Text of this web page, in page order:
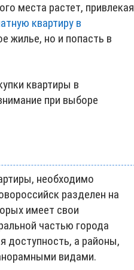
места растет, привлекая
квартиру в
жилье, но и попасть в
квартиры в
при выборе
необходимо
разделен на
имеет свои
частью города
доступность, а районы,
видами.